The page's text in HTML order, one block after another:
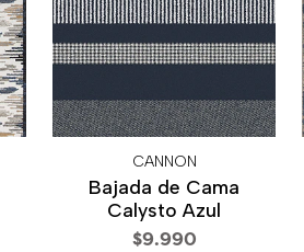
CANNON
Bajada de Cama
Calysto Azul
$9.990